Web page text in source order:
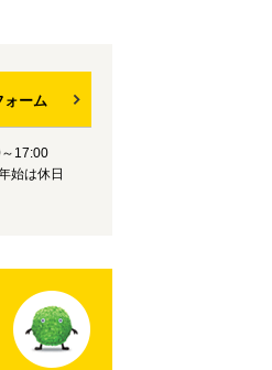
ォーム
17:00
始は休日